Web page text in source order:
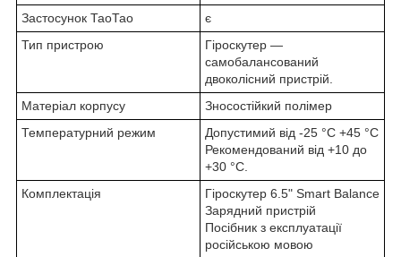
Застосунок ТаоТао
є
Тип пристрою
Гіроскутер —
самобалансований
двоколісний пристрій.
Матеріал корпусу
Зносостійкий полімер
Температурний режим
Допустимий від -25 °C +45 °C
Рекомендований від +10 до
+30 °C.
Комплектація
Гіроскутер 6.5" Smart Balance
Зарядний пристрій
Посібник з експлуатації
російською мовою